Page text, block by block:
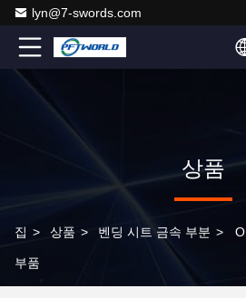
lyn@7-swords.com
상품
집 > 상품 > 벤딩 시트 금속 부분 >
부품